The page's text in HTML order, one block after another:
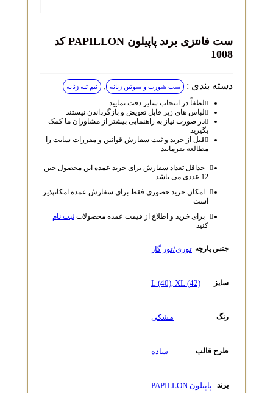
ست فانتزی برند پاپیلون PAPILLON کد
1008
دسته بندی : ست شورت و سوتین زنانه , نیم تنه زنانه
لطفاً در انتخاب سایز دقت نمایید
لباس‌ های زیر قابل تعویض و بازگرداندن نیستند
در صورت نیاز به راهنمایی بیشتر از مشاوران ما کمک
قبل از خرید و ثبت سفارش قوانین و مقررات سایت را
مطالعه بفرمایید
حداقل تعداد سفارش برای خرید عمده این محصول جین
امکان خرید حضوری فقط برای سفارش عمده امکانپذیر
برای خرید و اطلاع از قیمت عمده محصولاتثبت نام
جنس پارچه توری/تور گاز
L (40),XL (42)
مشکی
طرح قالب
پاپیلون PAPILLON